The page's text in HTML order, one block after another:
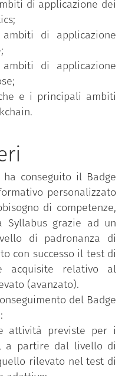
di applicazione dei
di applicazione
di applicazione
e i principali ambiti
conseguito il Badge
personalizzato
di competenze,
Syllabus grazie ad un
di padronanza di
con successo il test di
acquisite relativo al
(avanzato).
del Badge
attività previste per i
a partire dal livello di
rilevato nel test di